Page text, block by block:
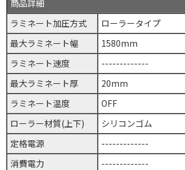
商品詳細
ラミネート加圧方式
ローラータイプ
最大ラミネート幅
1580mm
ラミネート速度
-------------
最大ラミネート厚
20mm
ラミネート温度
OFF
ローラー材質(上下)
シリコンゴム
定格電源
-------------
消費電力
-------------